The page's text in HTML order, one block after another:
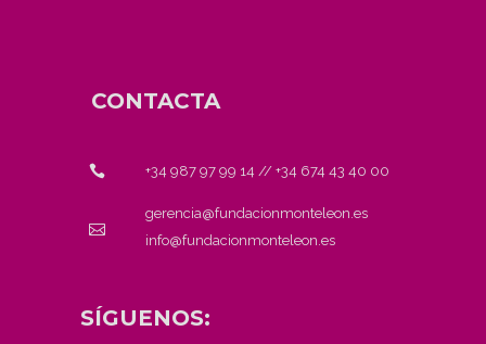
CONTACTA
+34 987 97 99 14 // +34 674 43 40 00
gerencia@fundacionmonteleon.es
info@fundacionmonteleon.es
SÍGUENOS: